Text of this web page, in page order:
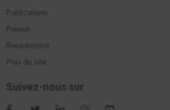
Suivez-nous sur